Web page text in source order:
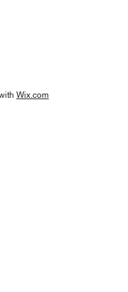
Wix.com